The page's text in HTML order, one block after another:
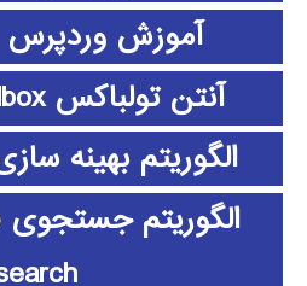
آموزش وردپرس wordpress
آنتن تولباکس antenna toolbox
الگوریتم بهینه